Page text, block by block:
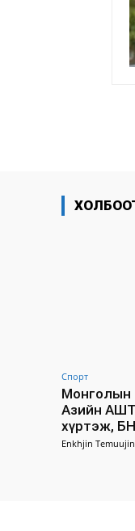
Спорт
Монголын
Азийн
хүртэж,
Enkhjin Temuujin